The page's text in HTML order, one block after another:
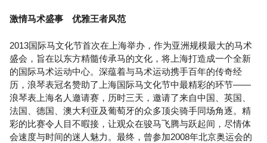
激情马术盛事 优雅王者风范
2013国际马文化节首次在上海举办，作为亚洲规模最大的马术
盛会，旨在以东方精髓传承马的文化，将上海打造成一个全新
的国际马术运动中心。深蕴着与马术运动携手百年的传奇经
历，浪琴表冠名赞助了上海国际马文化节中最精彩的环节——
浪琴表上海名人邀请赛，历时三天，邀请了来自中国、英国、
法国、德国、澳大利亚及葡萄牙的众多顶尖骑手同场角逐。精
彩的比赛令人目不暇接，让观众在骏马飞腾与跃起间，尽情体
会速度与时间的迷人魅力。最终，曾参加2008年北京奥运会的